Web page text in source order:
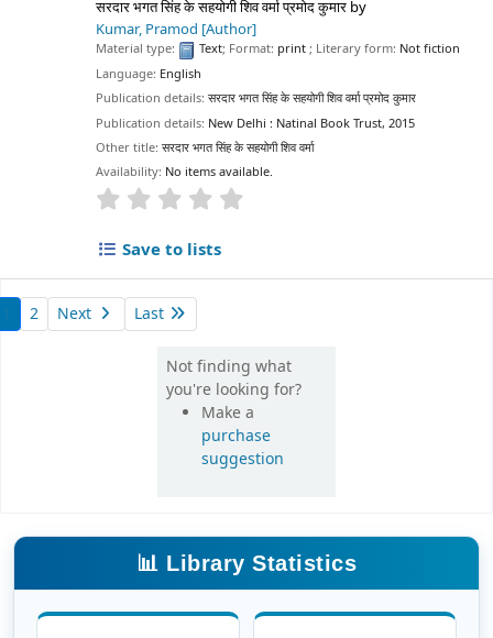
सरदार भगत सिंह के सहयोगी शिव वर्मा प्रमोद कुमार by
Kumar, Pramod [Author]
Material type: Text; Format: print; Literary form: Not fiction
Language: English
Publication details:सरदार भगत सिंह के सहयोगी शिव वर्मा प्रमोद कुमार
Publication details: New Delhi : Natinal Book Trust, 2015
Other title:सरदार भगत सिंह के सहयोगी शिव वर्मा
Availability: No items available.
star rating
Save to lists
2 Next Last
Not finding what
you're looking for?
Make a
purchase
suggestion
📊 Library Statistics